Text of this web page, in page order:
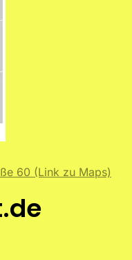
60 (Link zu Maps)